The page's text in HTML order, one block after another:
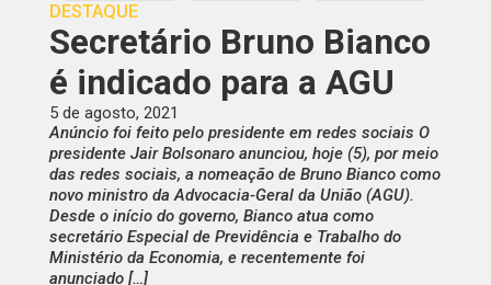
DESTAQUE
Secretário Bruno Bianco
é indicado para a AGU
5 de agosto, 2021
Anúncio foi feito pelo presidente em redes sociais O
presidente Jair Bolsonaro anunciou, hoje (5), por meio
das redes sociais, a nomeação de Bruno Bianco como
novo ministro da Advocacia-Geral da União (AGU).
Desde o início do governo, Bianco atua como
secretário Especial de Previdência e Trabalho do
Ministério da Economia, e recentemente foi
anunciado […]